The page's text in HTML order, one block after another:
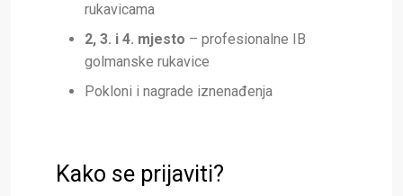
rukavicama
2, 3. i 4. mjesto – profesionalne IB
golmanske rukavice
Pokloni i nagrade iznenađenja
Kako se prijaviti?